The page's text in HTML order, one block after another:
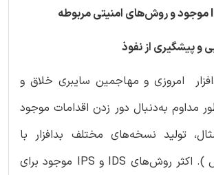
و پیشگیری از نفوذ
امروزی و مهاجمین سایبری خلاق و
مداوم به‌دنبال دور زدن اقدامات موجود
تولید نسخه‌های مختلف بدافزار با
استفاده از جهش ). اکثر روش‌های IDS و IPS موجود برای